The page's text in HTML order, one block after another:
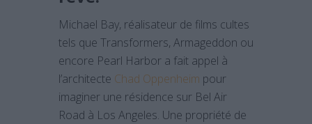
Michael Bay, réalisateur de films cultes
tels que Transformers, Armageddon ou
encore Pearl Harbor a fait appel à
l’architecte Chad Oppenheim pour
imaginer une résidence sur Bel Air
Road à Los Angeles. Une propriété de